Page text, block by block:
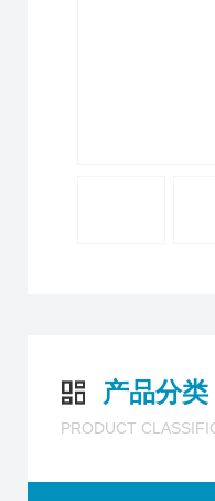
产品分类
PRODUCT